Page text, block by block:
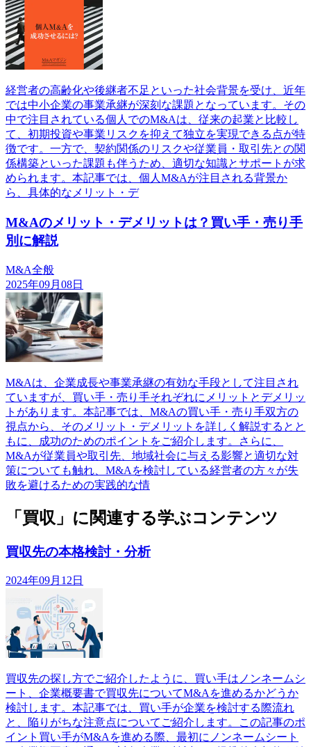
経営者の高齢化や後継者不足といった社会背景を受け、近年
では中小企業の事業承継が深刻な課題となっています。その
中で注目されている個人でのM&Aは、従来の起業と比較し
て、初期投資や事業リスクを抑えて独立を実現できる点が特
徴です。一方で、契約関係のリスクや従業員・取引先との関
係構築といった課題も伴うため、適切な知識とサポートが求
められます。本記事では、個人M&Aが注目される背景か
ら、具体的なメリット・デ
M&Aのメリット・デメリットは？買い手・売り手
別に解説
M&A全般
2025年09月08日
M&Aは、企業成長や事業承継の有効な手段として注目され
ていますが、買い手・売り手それぞれにメリットとデメリッ
トがあります。本記事では、M&Aの買い手・売り手双方の
視点から、そのメリット・デメリットを詳しく解説するとと
もに、成功のためのポイントをご紹介します。さらに、
M&Aが従業員や取引先、地域社会に与える影響と適切な対
策についても触れ、M&Aを検討している経営者の方々が失
敗を避けるための実践的な情
「買収」に関連する学ぶコンテンツ
買収先の本格検討・分析
2024年09月12日
買収先の探し方でご紹介したように、買い手はノンネームシ
ート、企業概要書で買収先についてM&Aを進めるかどうか
検討します。本記事では、買い手が企業を検討する際流れ
と、陥りがちな注意点についてご紹介します。この記事のポ
イント買い手がM&Aを進める際、最初にノンネームシート